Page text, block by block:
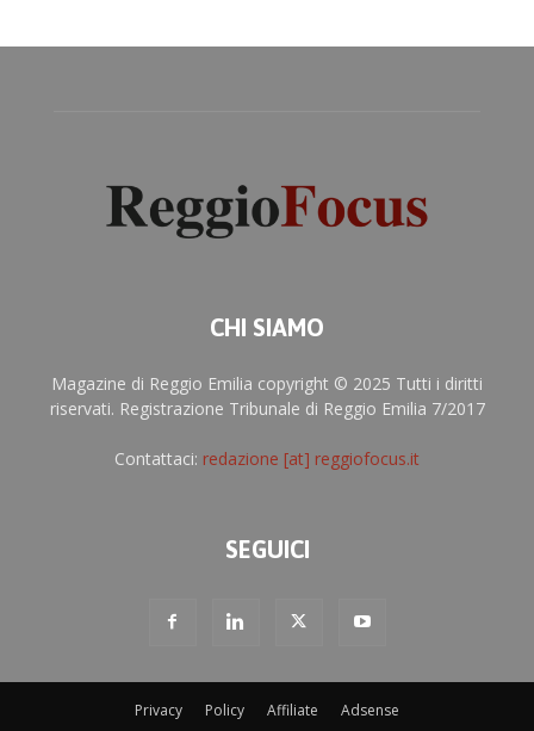
CHI SIAMO
Magazine di Reggio Emilia copyright © 2025 Tutti i diritti
riservati. Registrazione Tribunale di Reggio Emilia 7/2017
Contattaci: redazione [at] reggiofocus.it
SEGUICI
Privacy Policy Affiliate Adsense